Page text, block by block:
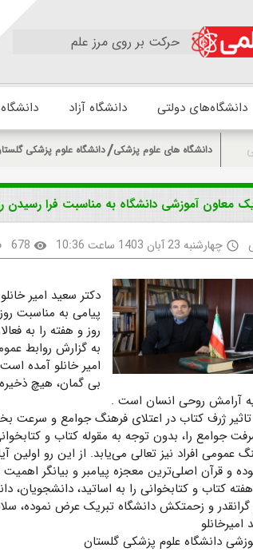
حرکت بر روی مرز علم
دانشگاه‌های دولتی دانشگاه آزاد
دانشگاه های علوم پزشکی دانشگاه علوم پزشکی
معاون آموزشی دانشگاه به مناسبت فرا رسیدن
access_time چهارشنبه 23 آبان 1403 ساعت 10:36 visibility
678
دکتر سعید امیر
روز و هفته را به
به گزارش روابط
امیر خانلو آمده است
بی گمان، هیچ
آرامش روحی انسان است .
ژرف کتاب در اعتلای فرهنگ جوامع و سرعت
جوامع را، بدون توجه به مقوله کتاب و
عمومی افراد نیز تعالی می‌یابد. از این رو
و قرآن اصلی‌ترین معجزه پیامبر و بیانگر
کتاب و کتابخوانی را به اساتید، دانشجویان،
گرانقدر و زحمتکش دانشگاه تبریک عرض نموده،
دانشگاه علوم پزشکی گلستان